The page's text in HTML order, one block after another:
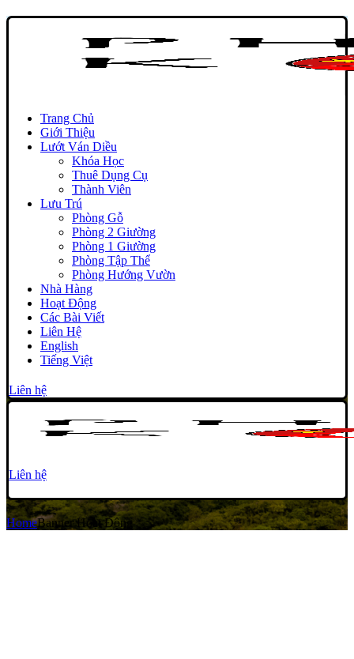
Trang Chủ
Giới Thiệu
Lướt Ván Diều
Khóa Học
Thuê Dụng Cụ
Thành Viên
Lưu Trú
Phòng Gỗ
Phòng 2 Giường
Phòng 1 Giường
Phòng Tập Thể
Phòng Hướng Vườn
Nhà Hàng
Hoạt Động
Các Bài Viết
Liên Hệ
English
Tiếng Việt
Liên hệ
Liên hệ
HomeBanner Hoạt Động